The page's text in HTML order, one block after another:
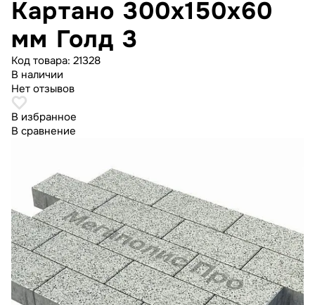
Картано 300х150х60
мм Голд 3
Код товара: 21328
В наличии
Нет отзывов
В избранное
В сравнение